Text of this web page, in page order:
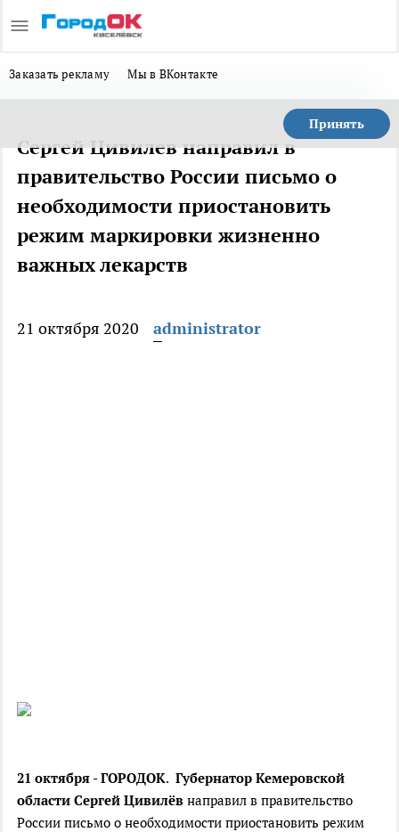
Заказать рекламу Мы в ВКонтакте
Принять
Сергей Цивилев направил в
правительство России письмо о
необходимости приостановить
режим маркировки жизненно
важных лекарств
21 октября 2020 administrator
21 октября - ГОРОДОК. Губернатор Кемеровской
области Сергей Цивилёв направил в правительство
России письмо о необходимости приостановить режим